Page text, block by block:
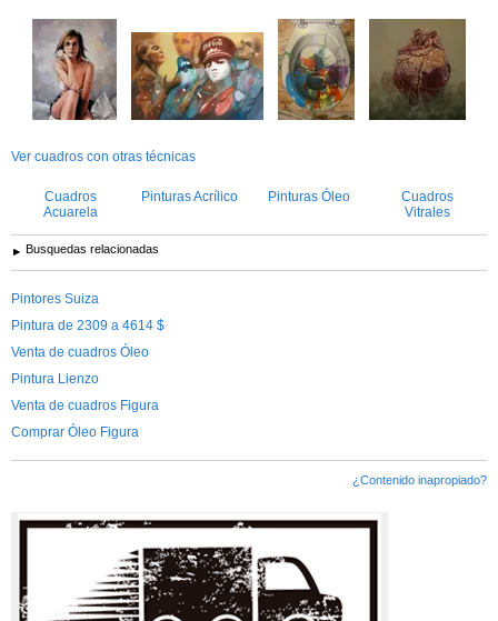
Ver cuadros con otras técnicas
Cuadros
Acuarela
Pinturas Acrílico Pinturas Óleo
Cuadros
Vitrales
Busquedas relacionadas
Pintores Suiza
Pintura de 2309 a 4614 $
Venta de cuadros Óleo
Pintura Lienzo
Venta de cuadros Figura
Comprar Óleo Figura
¿Contenido inapropiado?